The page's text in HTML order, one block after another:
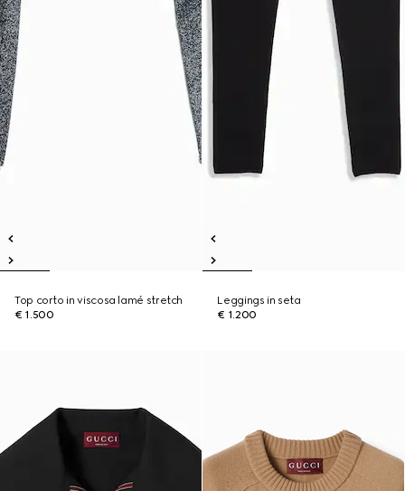
Top corto in viscosa lamé stretch
€ 1.500
Leggings in seta
€ 1.200